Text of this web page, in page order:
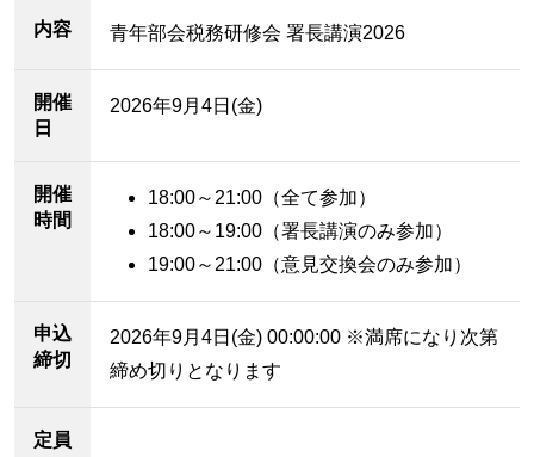
内容 青年部会税務研修会 署長講演2026
開催
日
2026年9月4日(金)
開催
時間
18:00～21:00（全て参加）
18:00～19:00（署長講演のみ参加）
19:00～21:00（意見交換会のみ参加）
申込
締切
2026年9月4日(金) 00:00:00 ※満席になり次第
締め切りとなります
定員